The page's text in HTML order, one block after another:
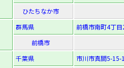
ひたちなか市
群馬県
前橋市南町4丁
前橋市
千葉県
市川市真間5-15-